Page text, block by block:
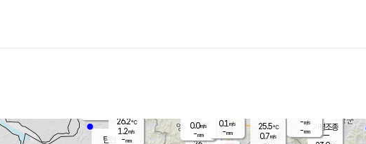
양주
가평조종
25.5℃
0.7m/s
탄현
-m/s
-mm
0.0m/s
-mm
26.2℃
1.2m/s
-mm
0.1 m/s
-mm